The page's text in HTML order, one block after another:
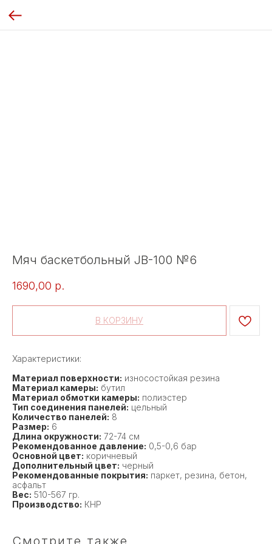
Мяч баскетбольный JB-100 №6
1690,00 р.
В КОРЗИНУ
Характеристики:
Материал поверхности: износостойкая резина
Материал камеры: бутил
Материал обмотки камеры: полиэстер
Тип соединения панелей: цельный
Количество панелей: 8
Размер: 6
Длина окружности: 72-74 см
Рекомендованное давление: 0,5-0,6 бар
Основной цвет: коричневый
Дополнительный цвет: черный
Рекомендованные покрытия: паркет, резина, бетон,
асфальт
Вес: 510-567 гр.
Производство: КНР
Смотрите также